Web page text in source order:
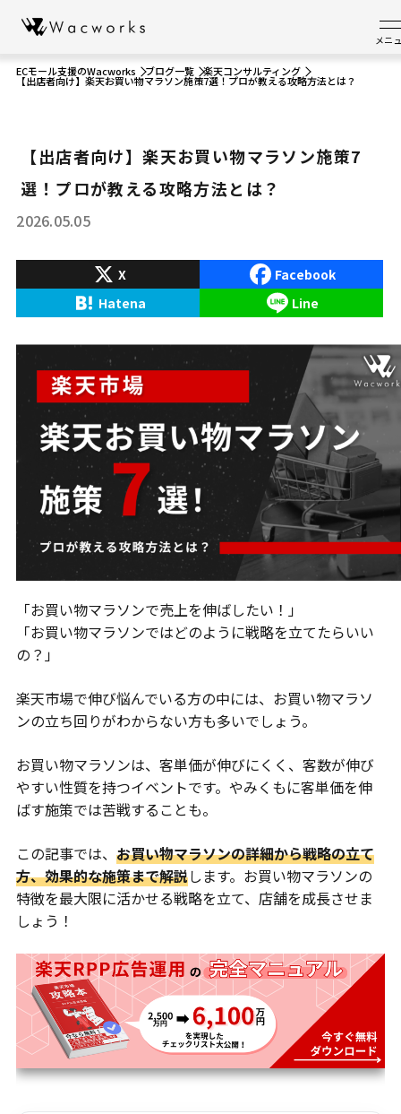
メニ
ECモール支援のWacworks ブログ一覧 楽天コンサルティング
【出店者向け】楽天お買い物マラソン施策7選！プロが教える攻略方法とは？
【出店者向け】楽天お買い物マラソン施策7
選！プロが教える攻略方法とは？
2026.05.05
X
Facebook
Hatena
Line
「お買い物マラソンで売上を伸ばしたい！」
「お買い物マラソンではどのように戦略を立てたらいい
の？」
楽天市場で伸び悩んでいる方の中には、お買い物マラソ
ンの立ち回りがわからない方も多いでしょう。
お買い物マラソンは、客単価が伸びにくく、客数が伸び
やすい性質を持つイベントです。やみくもに客単価を伸
ばす施策では苦戦することも。
この記事では、お買い物マラソンの詳細から戦略の立て
方、効果的な施策まで解説します。お買い物マラソンの
特徴を最大限に活かせる戦略を立て、店舗を成長させま
しょう！